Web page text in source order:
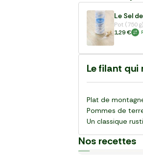
Le Sel
Pot (750 g)
1,29 €
Le filant qui
Plat de
Pommes de
Un classique
Nos recettes